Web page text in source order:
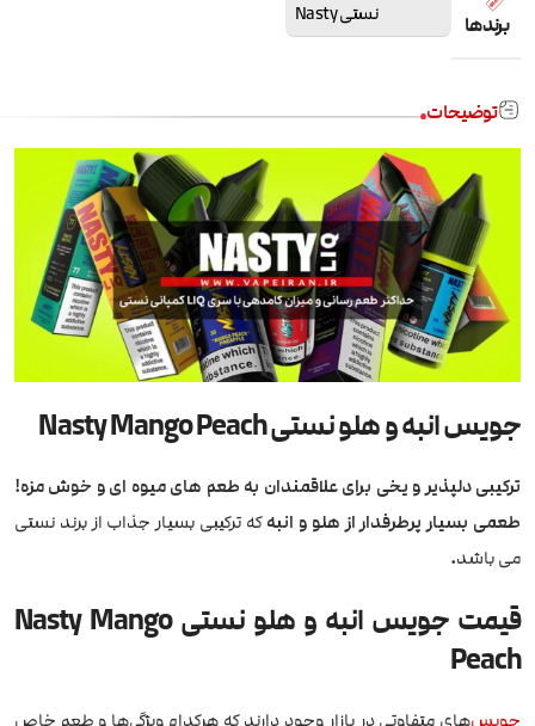
برندها نستی Nasty
توضیحات
جویس انبه و هلو نستی Nasty Mango Peach
ترکیبی دلپذیر و یخی برای علاقمندان به طعم های میوه ای و خوش مزه!
طعمی بسیار پرطرفدار از هلو و انبهکه ترکیبی بسیار جذاب از برند نستی
می باشد.
قیمت جویس انبه و هلو نستی Nasty Mango
Peach